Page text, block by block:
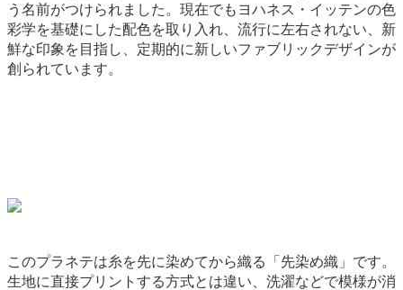
う名前がつけられました。現在でもヨハネス・イッテンの色
彩学を基礎にした配色を取り入れ、流行に左右されない、新
鮮な印象を目指し、定期的に新しいファブリックデザインが
創られています。
このプラネテは糸を先に染めてから織る「先染め織」です。
生地に直接プリントする方式とは違い、洗濯などで模様が消